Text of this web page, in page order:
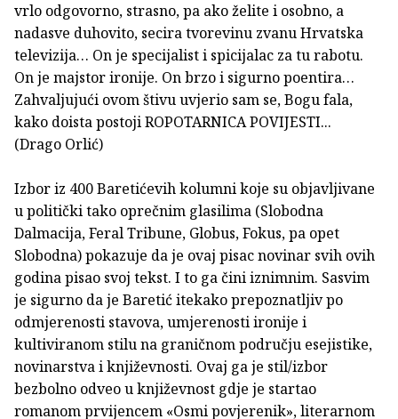
vrlo odgovorno, strasno, pa ako želite i osobno, a
nadasve duhovito, secira tvorevinu zvanu Hrvatska
televizija… On je specijalist i spicijalac za tu rabotu.
On je majstor ironije. On brzo i sigurno poentira…
Zahvaljujući ovom štivu uvjerio sam se, Bogu fala,
kako doista postoji ROPOTARNICA POVIJESTI...
(Drago Orlić)
Izbor iz 400 Baretićevih kolumni koje su objavljivane
u politički tako oprečnim glasilima (Slobodna
Dalmacija, Feral Tribune, Globus, Fokus, pa opet
Slobodna) pokazuje da je ovaj pisac novinar svih ovih
godina pisao svoj tekst. I to ga čini iznimnim. Sasvim
je sigurno da je Baretić itekako prepoznatljiv po
odmjerenosti stavova, umjerenosti ironije i
kultiviranom stilu na graničnom području esejistike,
novinarstva i književnosti. Ovaj ga je stil/izbor
bezbolno odveo u književnost gdje je startao
romanom prvijencem «Osmi povjerenik», literarnom